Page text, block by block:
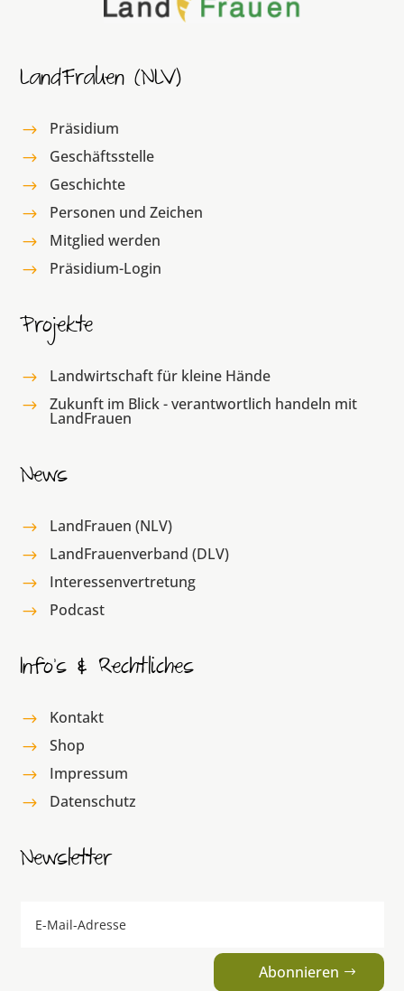
LandFrauen (NLV)
$ Präsidium
$ Geschäftsstelle
$ Geschichte
$ Personen und Zeichen
$ Mitglied werden
$ Präsidium-Login
Projekte
$ Landwirtschaft für kleine Hände
$ Zukunft im Blick - verantwortlich handeln mit
LandFrauen
News
$ LandFrauen (NLV)
$ LandFrauenverband (DLV)
$ Interessenvertretung
$ Podcast
Info’s & Rechtliches
$ Kontakt
$ Shop
$ Impressum
$ Datenschutz
Newsletter
Abonnieren